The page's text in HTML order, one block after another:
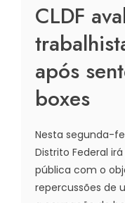
CLDF
após
boxes
Nesta segunda-
Distrito Federal
pública com o
repercussões de